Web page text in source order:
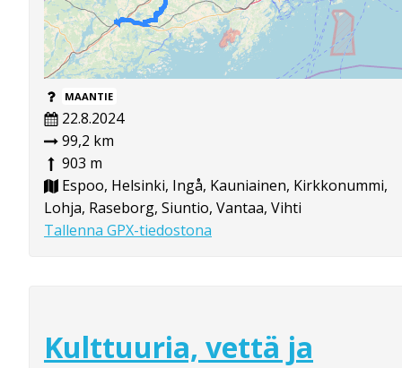
MAANTIE
22.8.2024
99,2 km
903 m
Espoo, Helsinki, Ingå, Kauniainen, Kirkkonummi,
Lohja, Raseborg, Siuntio, Vantaa, Vihti
Tallenna GPX-tiedostona
Kulttuuria, vettä ja